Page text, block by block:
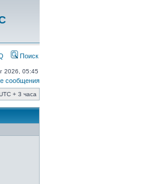
Поиск
2026, 05:45
сообщения
+ 3 часа